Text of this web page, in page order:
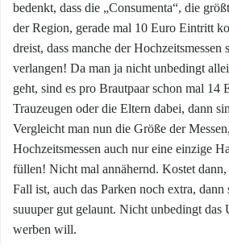
bedenkt, dass die „Consumenta“, die
der Region, gerade mal 10 Euro Eintritt
dreist, dass manche der Hochzeitsmessen
verlangen! Da man ja nicht unbedingt
geht, sind es pro Brautpaar schon mal 14
Trauzeugen oder die Eltern dabei, dann
Vergleicht man nun die Größe der
Hochzeitsmessen auch nur eine einzige
füllen! Nicht mal annähernd. Kostet
Fall ist, auch das Parken noch extra, dann
suuuper gut gelaunt. Nicht unbedingt das
werben will.